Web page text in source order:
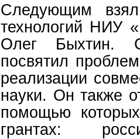
Следующим
технологий НИУ
Олег Быхтин.
посвятил
реализации
науки. Он также
помощью
грантах: